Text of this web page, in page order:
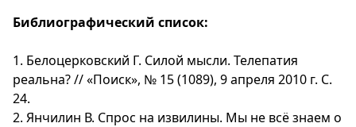
Библиографический список:
1. Белоцерковский Г. Силой мысли. Телепатия
реальна? // «Поиск», № 15 (1089), 9 апреля 2010 г. С.
24.
2. Янчилин В. Спрос на извилины. Мы не всё знаем о